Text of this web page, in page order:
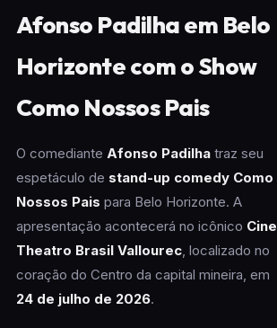
Afonso Padilha em Belo
Horizonte com o Show
Como Nossos Pais
O comediante Afonso Padilhatraz seu
espetáculo de stand-up comedy Como
Nossos Pais para Belo Horizonte. A
apresentação acontecerá no icônico Cine
Theatro Brasil Vallourec, localizado no
coração do Centro da capital mineira, em
24 de julho de 2026.